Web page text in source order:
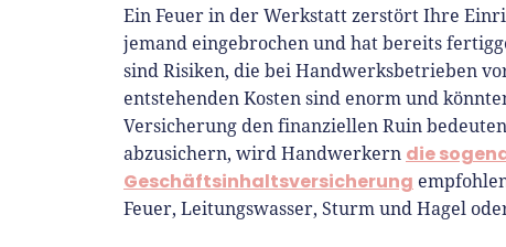
Für-Gründer.de Teil der deutschen
Gründerlandschaft. Seine Mission:
Gründerinnen und Gründern
praxisnahe Inhalte und echte
Insights an die Hand zu geben. Das
tut er als Chefredakteur, Podcast-
Host, Webinar-Moderator und auf
unserem YouTube-Kanal.
Ein Feuer in der Werkstatt zerstört Ihre
jemand eingebrochen und hat bereits
sind Risiken, die bei Handwerksbetrieben
entstehenden Kosten sind enorm und
Versicherung den finanziellen Ruin
abzusichern, wird Handwerkern die
Geschäftsinhaltsversicherung
Feuer, Leitungswasser, Sturm und Hagel